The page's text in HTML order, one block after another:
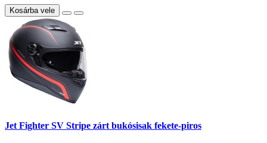
Kosárba vele
Jet Fighter SV Stripe zárt bukósisak fekete-piros